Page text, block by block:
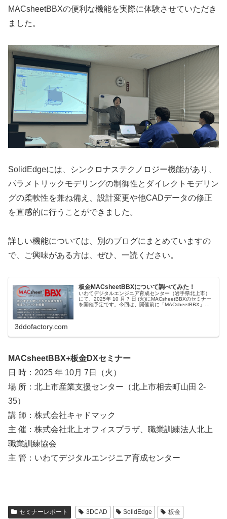
MACsheetBBXの便利な機能を実際に体験させていただき
ました。
SolidEdgeには、シンクロナステクノロジー機能があり、
パラメトリックモデリングの制御性とダイレクトモデリン
グの柔軟性を兼ね備え、設計変更や他CADデータの修正
を直感的に行うことができました。
詳しい機能については、別のブログにまとめていますの
で、ご興味がある方は、ぜひ、一読ください。
板金MACsheetBBXについて調べてみた！
いわてデジタルエンジニア育成センター（岩手県北上市）
にて、2025年 10 月 7 日 (火)にMACsheetBBXのセミナー
を開催予定です。今回は、開催前に「MACsheetBBX」に
3ddofactory.com
MACsheetBBX+板金DXセミナー
日 時：2025 年 10月 7日（火）
場 所：北上市産業支援センター（北上市相去町山田 2-
35）
講 師：株式会社キャドマック
主 催：株式会社北上オフィスプラザ、職業訓練法人北上
職業訓練協会
主 管：いわてデジタルエンジニア育成センター
セミナーレポート 3DCAD SolidEdge 板金